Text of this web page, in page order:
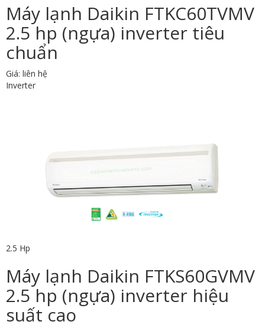
Máy lạnh Daikin FTKC60TVMV
2.5 hp (ngựa) inverter tiêu
chuẩn
Giá: liên hệ
Inverter
2.5 Hp
Máy lạnh Daikin FTKS60GVMV
2.5 hp (ngựa) inverter hiệu
suất cao